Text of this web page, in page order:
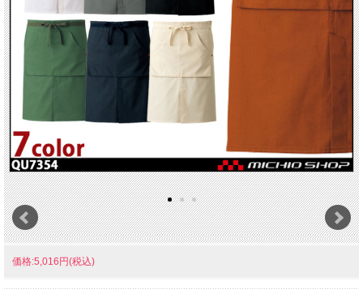
価格:5,016円(税込)